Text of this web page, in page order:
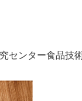
センター食品技